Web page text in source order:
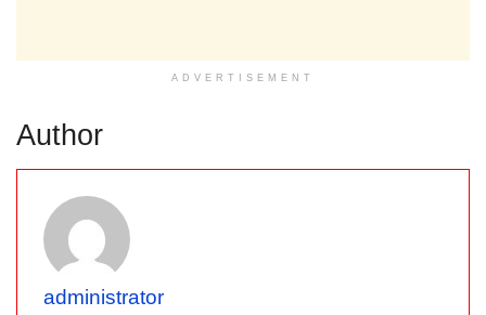
ADVERTISEMENT
Author
administrator